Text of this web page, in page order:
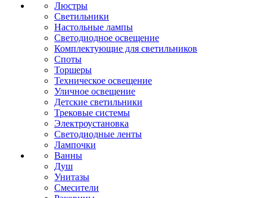
Люстры
Светильники
Настольные лампы
Светодиодное освещение
Комплектующие для светильников
Споты
Торшеры
Техническое освещение
Уличное освещение
Детские светильники
Трековые системы
Электроустановка
Светодиодные ленты
Лампочки
Ванны
Душ
Унитазы
Смесители